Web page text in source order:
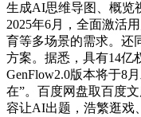
生成AI思维导图、概览
2025年6月，全面激活
育等多场景的需求。还
方案。据悉，具有14亿
GenFlow2.0版本将于8
在”。百度网盘取百度
容让AI出题，浩繁逛戏